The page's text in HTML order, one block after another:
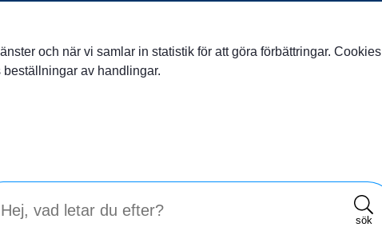
och när vi samlar in statistik för att göra förbättringar. Cookies
av handlingar.
sök